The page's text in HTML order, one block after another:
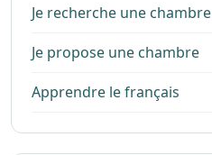
Je recherche une chambre
Je propose une chambre
Apprendre le français